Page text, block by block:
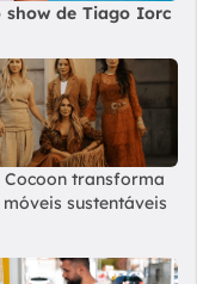
show de Tiago Iorc
Cocoon transforma
sustentáveis